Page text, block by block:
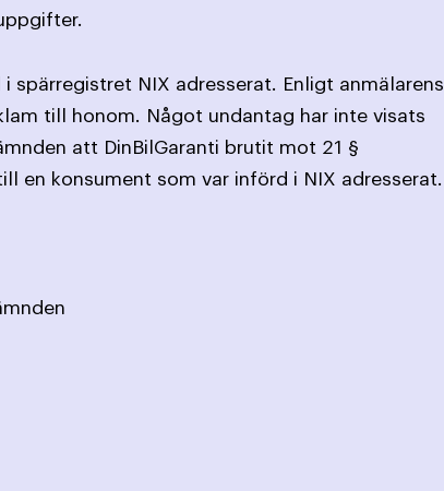
spärregistret NIX adresserat. Enligt anmälarens
till honom. Något undantag har inte visats
att DinBilGaranti brutit mot 21 §
en konsument som var införd i NIX adresserat.